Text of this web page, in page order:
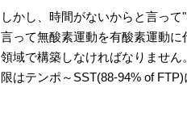
しかし、時間がないからと言っ
言って無酸素運動を有酸素運動
領域で構築しなければなりませ
限はテンポ～SST(88-94% of FTP)